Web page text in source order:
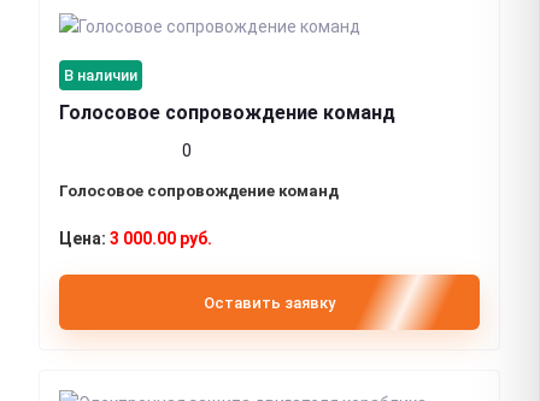
В наличии
Голосовое сопровождение команд
0
Голосовое сопровождение команд
3 000.00 руб.
Оставить заявку